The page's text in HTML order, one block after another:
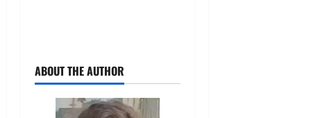
ABOUT THE AUTHOR